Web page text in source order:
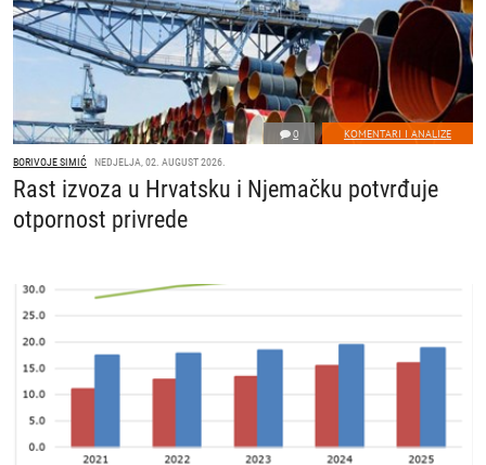
0 KOMENTARI I ANALIZE
BORIVOJE SIMIĆ NEDJELJA, 02. AUGUST 2026.
Rast izvoza u Hrvatsku i Njemačku potvrđuje
otpornost privrede